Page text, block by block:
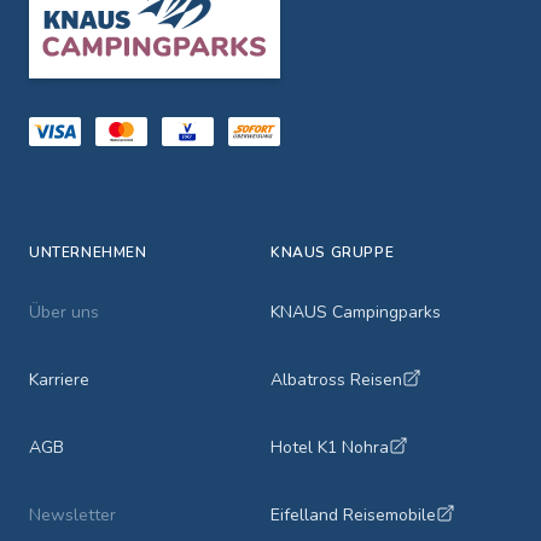
UNTERNEHMEN
Über uns
Karriere
AGB
Newsletter
KNAUS GRUPPE
KNAUS Campingparks
Albatross Reisen
Hotel K1 Nohra
Eifelland Reisemobile